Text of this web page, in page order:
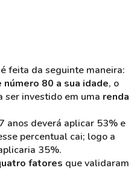
feita da seguinte maneira:
80 a sua idade, o
ser investido em uma renda
anos deverá aplicar 53% e
percentual cai; logo a
35%.
fatores que validaram